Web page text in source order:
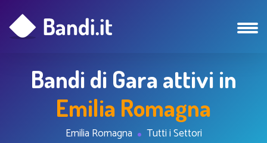
Bandi di Gara attivi in
Emilia Romagna
Emilia Romagna Tutti i Settori